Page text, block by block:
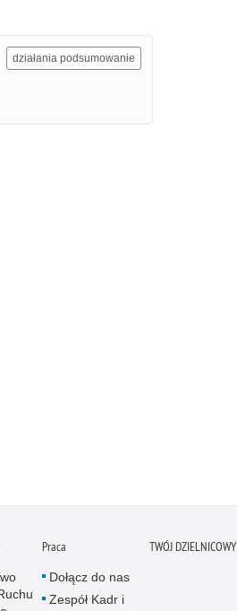
działania podsumowanie
Praca
Dołącz do nas
Zespół Kadr i
TWÓJ DZIELNICOWY